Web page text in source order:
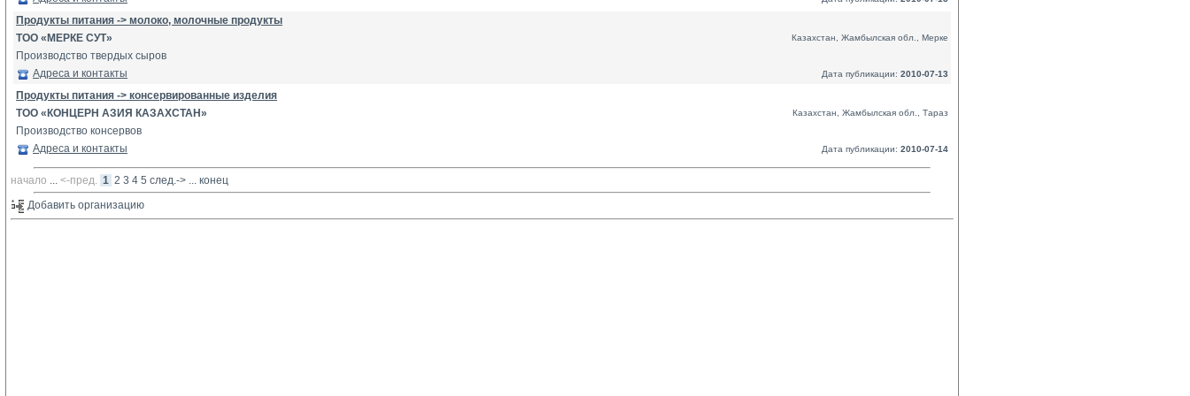
Продукты питания -> молоко, молочные продукты
ТОО «МЕРКЕ СУТ»
Казахстан, Жамбылская обл., Мерке
Производство твердых сыров
Адреса и контакты
Дата публикации: 2010-07-13
Продукты питания -> консервированные изделия
ТОО «КОНЦЕРН АЗИЯ КАЗАХСТАН»
Казахстан, Жамбылская обл., Тараз
Производство консервов
Адреса и контакты
Дата публикации: 2010-07-14
начало ... <-пред. 1 2 3 4 5 след.-> ... конец
Добавить организацию